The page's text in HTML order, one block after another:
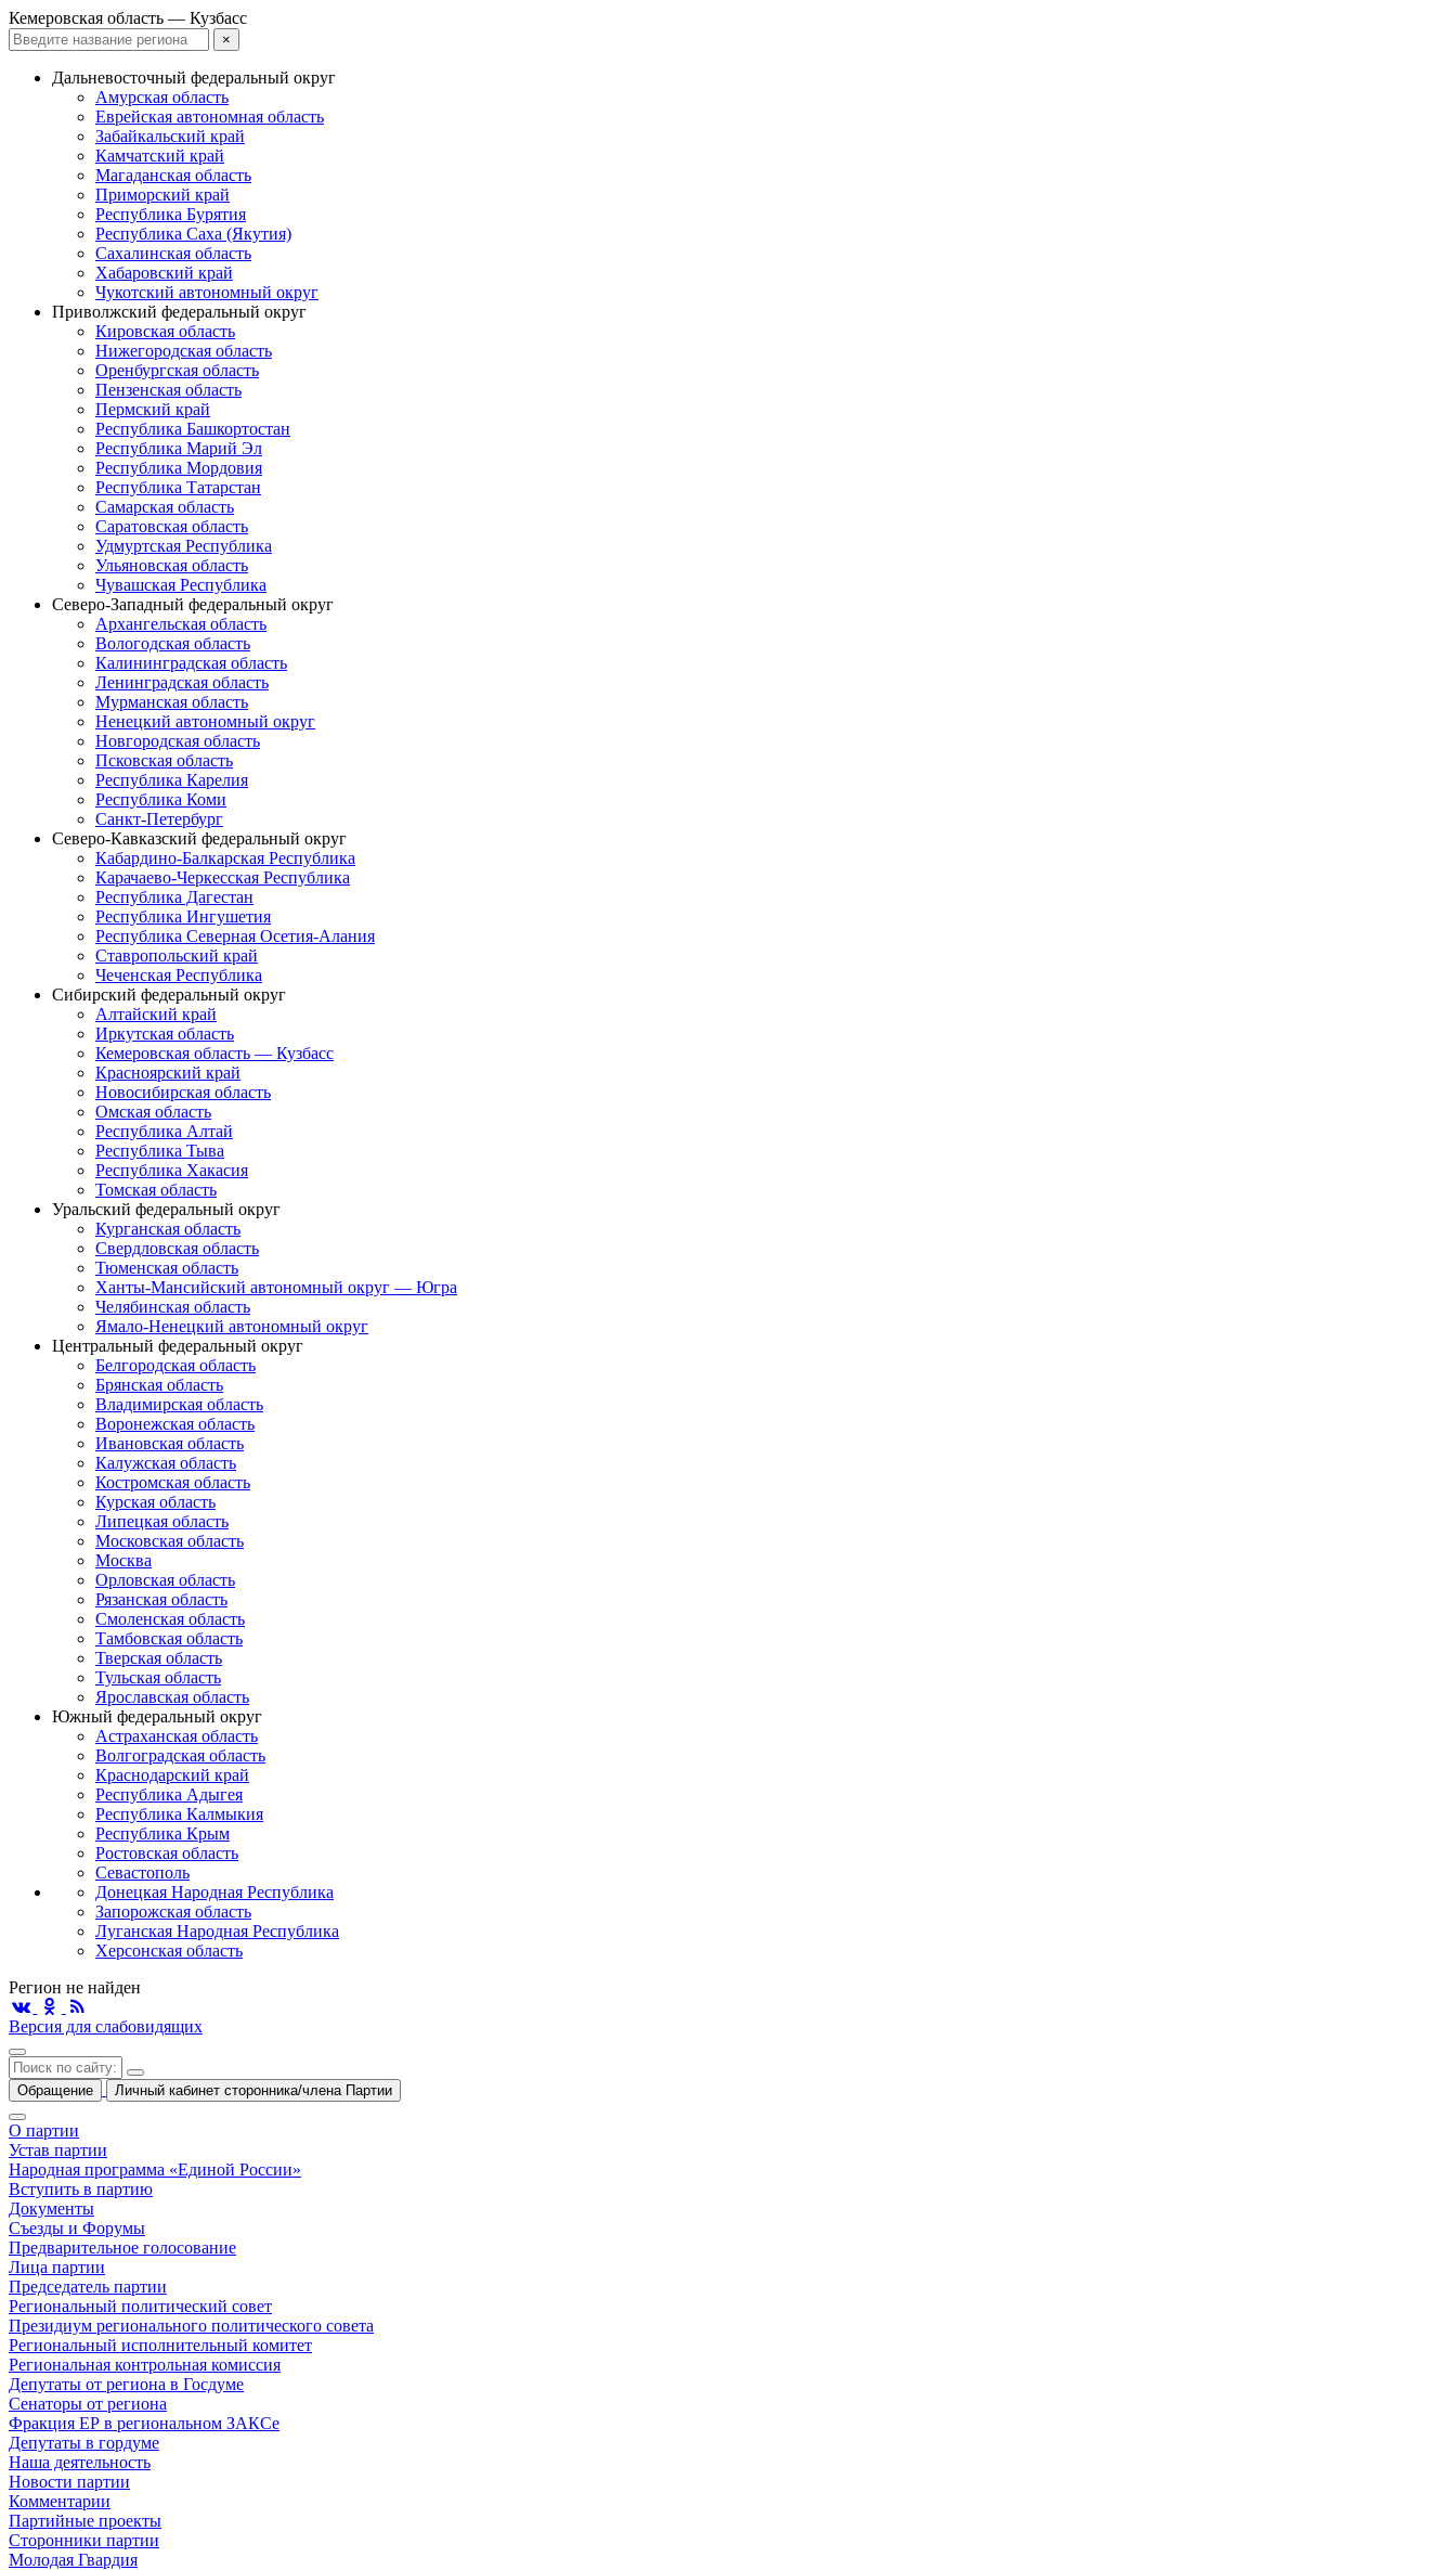
Кемеровская область — Кузбасс
×
Дальневосточный федеральный округ
Амурская область
Еврейская автономная область
Забайкальский край
Камчатский край
Магаданская область
Приморский край
Республика Бурятия
Республика Саха (Якутия)
Сахалинская область
Хабаровский край
Чукотский автономный округ
Приволжский федеральный округ
Кировская область
Нижегородская область
Оренбургская область
Пензенская область
Пермский край
Республика Башкортостан
Республика Марий Эл
Республика Мордовия
Республика Татарстан
Самарская область
Саратовская область
Удмуртская Республика
Ульяновская область
Чувашская Республика
Северо-Западный федеральный округ
Архангельская область
Вологодская область
Калининградская область
Ленинградская область
Мурманская область
Ненецкий автономный округ
Новгородская область
Псковская область
Республика Карелия
Республика Коми
Санкт-Петербург
Северо-Кавказский федеральный округ
Кабардино-Балкарская Республика
Карачаево-Черкесская Республика
Республика Дагестан
Республика Ингушетия
Республика Северная Осетия-Алания
Ставропольский край
Чеченская Республика
Сибирский федеральный округ
Алтайский край
Иркутская область
Кемеровская область — Кузбасс
Красноярский край
Новосибирская область
Омская область
Республика Алтай
Республика Тыва
Республика Хакасия
Томская область
Уральский федеральный округ
Курганская область
Свердловская область
Тюменская область
Ханты-Мансийский автономный округ — Югра
Челябинская область
Ямало-Ненецкий автономный округ
Центральный федеральный округ
Белгородская область
Брянская область
Владимирская область
Воронежская область
Ивановская область
Калужская область
Костромская область
Курская область
Липецкая область
Московская область
Москва
Орловская область
Рязанская область
Смоленская область
Тамбовская область
Тверская область
Тульская область
Ярославская область
Южный федеральный округ
Астраханская область
Волгоградская область
Краснодарский край
Республика Адыгея
Республика Калмыкия
Республика Крым
Ростовская область
Севастополь
Донецкая Народная Республика
Запорожская область
Луганская Народная Республика
Херсонская область
Регион не найден
Версия для слабовидящих
Обращение Личный кабинет сторонника/члена Партии
О партии
Устав партии
Народная программа «Единой России»
Вступить в партию
Документы
Съезды и Форумы
Предварительное голосование
Лица партии
Председатель партии
Региональный политический совет
Президиум регионального политического совета
Региональный исполнительный комитет
Региональная контрольная комиссия
Депутаты от региона в Госдуме
Сенаторы от региона
Фракция ЕР в региональном ЗАКСе
Депутаты в гордуме
Наша деятельность
Новости партии
Комментарии
Партийные проекты
Сторонники партии
Молодая Гвардия